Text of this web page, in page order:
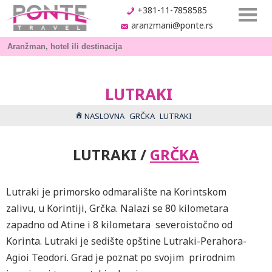
+381-11-7858585
aranzmani@ponte.rs
LUTRAKI
NASLOVNA GRČKA LUTRAKI
LUTRAKI / GRČKA
Lutraki je primorsko odmaralište na Korintskom
zalivu, u Korintiji, Grčka. Nalazi se 80 kilometara
zapadno od Atine i 8 kilometara severoistočno od
Korinta. Lutraki je sedište opštine Lutraki-Perahora-
Agioi Teodori. Grad je poznat po svojim prirodnim